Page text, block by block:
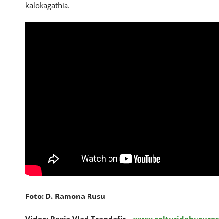
kalokagathia.
Foto: D. Ramona Rusu